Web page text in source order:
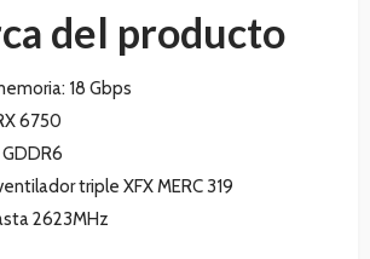
del producto
18 Gbps
6750
triple XFX MERC 319
2623MHz